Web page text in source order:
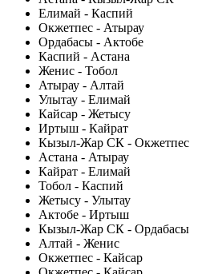
Елимай - Каспий
Окжетпес - Атырау
Ордабасы - Актобе
Каспий - Астана
Женис - Тобол
Атырау - Алтай
Улытау - Елимай
Кайсар - Жетысу
Иртыш - Кайрат
Кызыл-Жар СК - Окжетпес
Астана - Атырау
Кайрат - Елимай
Тобол - Каспий
Жетысу - Улытау
Актобе - Иртыш
Кызыл-Жар СК - Ордабасы
Алтай - Женис
Окжетпес - Кайсар